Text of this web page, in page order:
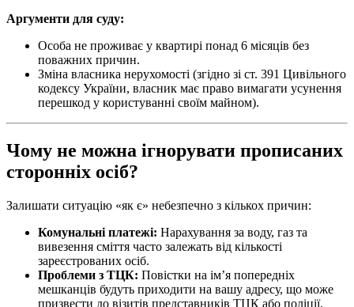
Аргументи для суду:
Особа не проживає у квартирі понад 6 місяців без
поважних причин.
Зміна власника нерухомості (згідно зі ст. 391 Цивільного
кодексу України, власник має право вимагати усунення
перешкод у користуванні своїм майном).
Чому не можна ігнорувати прописаних
сторонніх осіб?
Залишати ситуацію «як є» небезпечно з кількох причин:
Комунальні платежі: Нарахування за воду, газ та
вивезення сміття часто залежать від кількості
зареєстрованих осіб.
Проблеми з ТЦК: Повістки на ім’я попередніх
мешканців будуть приходити на вашу адресу, що може
призвести до візитів представників ТЦК або поліції.